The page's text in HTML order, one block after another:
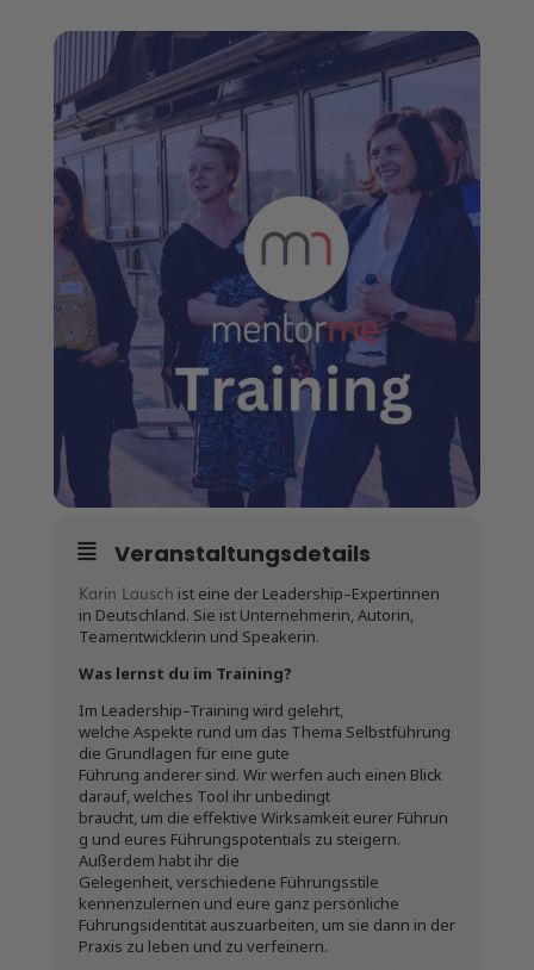
Veranstaltungsdetails
Karin Lausch ist eine der Leadership–Expertinnen
in Deutschland. Sie ist Unternehmerin, Autorin,
Teamentwicklerin und Speakerin.
Was lernst du im Training?
Im Leadership–Training wird gelehrt,
welche Aspekte rund um das Thema Selbstführung
die Grundlagen für eine gute
Führung anderer sind. Wir werfen auch einen Blick
darauf, welches Tool ihr unbedingt
braucht, um die effektive Wirksamkeit eurer Führun
g und eures Führungspotentials zu steigern.
Außerdem habt ihr die
Gelegenheit, verschiedene Führungsstile
kennenzulernen und eure ganz persönliche
Führungsidentität auszuarbeiten, um sie dann in der
Praxis zu leben und zu verfeinern.